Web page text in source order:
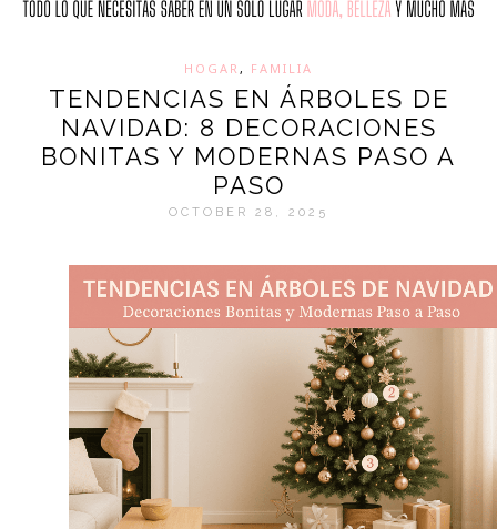
HOGAR , FAMILIA
TENDENCIAS EN ÁRBOLES DE
NAVIDAD: 8 DECORACIONES
BONITAS Y MODERNAS PASO A
PASO
OCTOBER 28, 2025